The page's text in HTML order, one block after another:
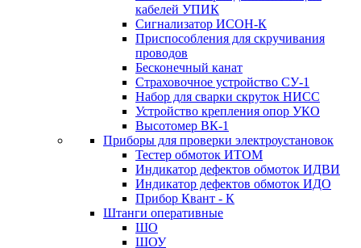
кабелей УПИК
Сигнализатор ИСОН-К
Приспособления для скручивания
проводов
Бесконечный канат
Страховочное устройство СУ-1
Набор для сварки скруток НИСС
Устройство крепления опор УКО
Высотомер ВК-1
Приборы для проверки электроустановок
Тестер обмоток ИТОМ
Индикатор дефектов обмоток ИДВИ
Индикатор дефектов обмоток ИДО
Прибор Квант - К
Штанги оперативные
ШО
ШОУ